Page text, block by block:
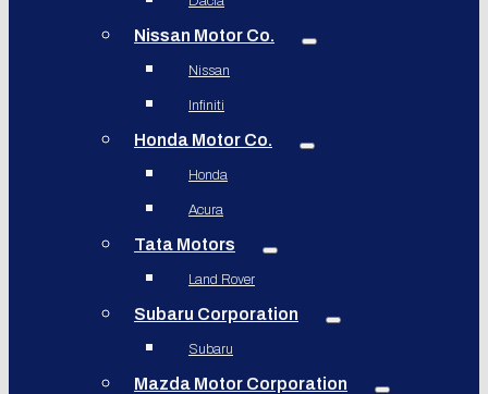
Nissan Motor Co.
Nissan
Infiniti
Honda Motor Co.
Honda
Acura
Tata Motors
Land Rover
Subaru Corporation
Subaru
Mazda Motor Corporation